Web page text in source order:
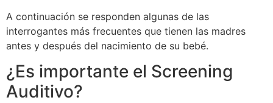
A continuación se responden algunas de las
interrogantes más frecuentes que tienen las madres
antes y después del nacimiento de su bebé.
¿Es importante el Screening
Auditivo?